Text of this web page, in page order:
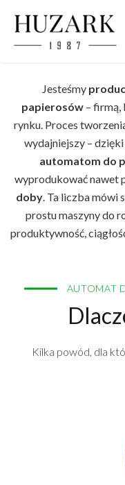
Jesteśmy
papierosów– firmą,
rynku. Proces
wydajniejszy –
automatom do
wyprodukować nawet
doby. Ta liczba mówi
prostu maszyny do
produktywność,
AUTOMAT
Kilka powód, dla